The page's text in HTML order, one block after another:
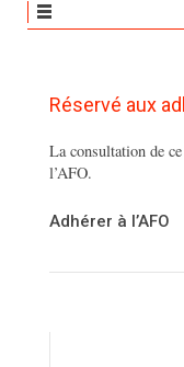
Réservé aux
La consultation de
l’AFO.
Adhérer à l’AFO